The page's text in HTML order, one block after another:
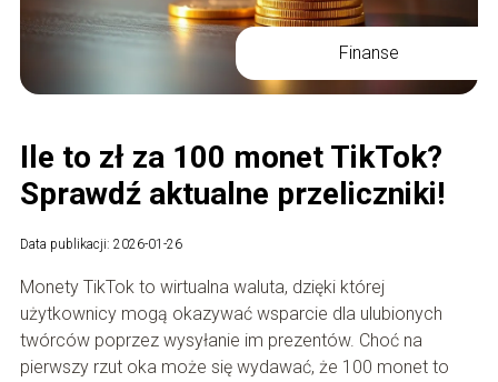
Finanse
Ile to zł za 100 monet TikTok?
Sprawdź aktualne przeliczniki!
Data publikacji: 2026-01-26
Monety TikTok to wirtualna waluta, dzięki której
użytkownicy mogą okazywać wsparcie dla ulubionych
twórców poprzez wysyłanie im prezentów. Choć na
pierwszy rzut oka może się wydawać, że 100 monet to